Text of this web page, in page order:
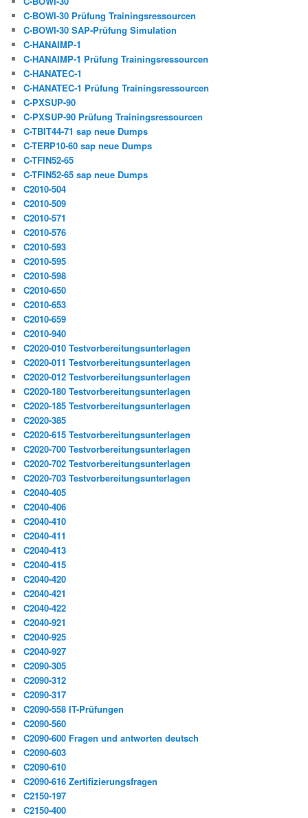
C-BOWI-30 Prüfung Trainingsressourcen
C-BOWI-30 SAP-Prüfung Simulation
C-HANAIMP-1
C-HANAIMP-1 Prüfung Trainingsressourcen
C-HANATEC-1
C-HANATEC-1 Prüfung Trainingsressourcen
C-PXSUP-90
C-PXSUP-90 Prüfung Trainingsressourcen
C-TBIT44-71 sap neue Dumps
C-TERP10-60 sap neue Dumps
C-TFIN52-65
C-TFIN52-65 sap neue Dumps
C2010-504
C2010-509
C2010-571
C2010-576
C2010-593
C2010-595
C2010-598
C2010-650
C2010-653
C2010-659
C2010-940
C2020-010 Testvorbereitungsunterlagen
C2020-011 Testvorbereitungsunterlagen
C2020-012 Testvorbereitungsunterlagen
C2020-180 Testvorbereitungsunterlagen
C2020-185 Testvorbereitungsunterlagen
C2020-385
C2020-615 Testvorbereitungsunterlagen
C2020-700 Testvorbereitungsunterlagen
C2020-702 Testvorbereitungsunterlagen
C2020-703 Testvorbereitungsunterlagen
C2040-405
C2040-406
C2040-410
C2040-411
C2040-413
C2040-415
C2040-420
C2040-421
C2040-422
C2040-921
C2040-925
C2040-927
C2090-305
C2090-312
C2090-317
C2090-558 IT-Prüfungen
C2090-560
C2090-600 Fragen und antworten deutsch
C2090-603
C2090-610
C2090-616 Zertifizierungsfragen
C2150-197
C2150-400